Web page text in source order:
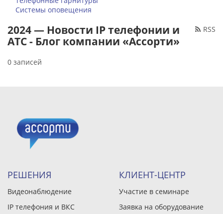
Системы оповещения
RSS
2024 — Новости IP телефонии и
АТС - Блог компании «Ассорти»
0 записей
РЕШЕНИЯ
Видеонаблюдение
IP телефония и ВКС
КЛИЕНТ-ЦЕНТР
Участие в семинаре
Заявка на оборудование